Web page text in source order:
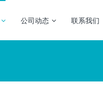
公司动态 联系我们